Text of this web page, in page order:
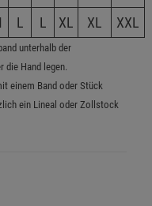
L L XL XL XXL
unterhalb der
die Hand legen.
einem Band oder Stück
ein Lineal oder Zollstock